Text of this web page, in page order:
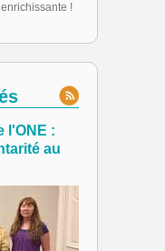
!
l'ONE :
au